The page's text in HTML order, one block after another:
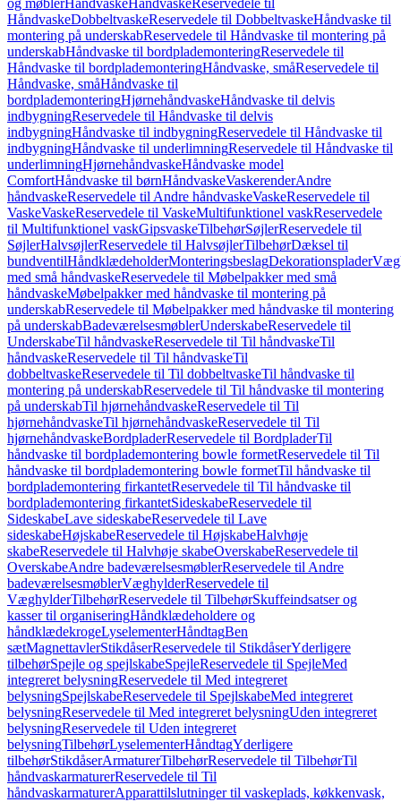
og møblerHåndvaskeHåndvaskeReservedele til
HåndvaskeDobbeltvaskeReservedele til DobbeltvaskeHåndvaske til
montering på underskabReservedele til Håndvaske til montering på
underskabHåndvaske til bordplademonteringReservedele til
Håndvaske til bordplademonteringHåndvaske, småReservedele til
Håndvaske, småHåndvaske til
bordplademonteringHjørnehåndvaskeHåndvaske til delvis
indbygningReservedele til Håndvaske til delvis
indbygningHåndvaske til indbygningReservedele til Håndvaske til
indbygningHåndvaske til underlimningReservedele til Håndvaske til
underlimningHjørnehåndvaskeHåndvaske model
ComfortHåndvaske til børnHåndvaskeVaskerenderAndre
håndvaskeReservedele til Andre håndvaskeVaskeReservedele til
VaskeVaskeReservedele til VaskeMultifunktionel vaskReservedele
til Multifunktionel vaskGipsvaskeTilbehørSøjlerReservedele til
SøjlerHalvsøjlerReservedele til HalvsøjlerTilbehørDæksel til
bundventilHåndklædeholderMonteringsbeslagDekorationsplader
med små håndvaskeReservedele til Møbelpakker med små
håndvaskeMøbelpakker med håndvaske til montering på
underskabReservedele til Møbelpakker med håndvaske til montering
på underskabBadeværelsesmøblerUnderskabeReservedele til
UnderskabeTil håndvaskeReservedele til Til håndvaskeTil
håndvaskeReservedele til Til håndvaskeTil
dobbeltvaskeReservedele til Til dobbeltvaskeTil håndvaske til
montering på underskabReservedele til Til håndvaske til montering
på underskabTil hjørnehåndvaskeReservedele til Til
hjørnehåndvaskeTil hjørnehåndvaskeReservedele til Til
hjørnehåndvaskeBordpladerReservedele til BordpladerTil
håndvaske til bordplademontering bowle formetReservedele til Til
håndvaske til bordplademontering bowle formetTil håndvaske til
bordplademontering firkantetReservedele til Til håndvaske til
bordplademontering firkantetSideskabeReservedele til
SideskabeLave sideskabeReservedele til Lave
sideskabeHøjskabeReservedele til HøjskabeHalvhøje
skabeReservedele til Halvhøje skabeOverskabeReservedele til
OverskabeAndre badeværelsesmøblerReservedele til Andre
badeværelsesmøblerVæghylderReservedele til
VæghylderTilbehørReservedele til TilbehørSkuffeindsatser og
kasser til organiseringHåndklædeholdere og
håndklædekrogeLyselementerHåndtagBen
sætMagnettavlerStikdåserReservedele til StikdåserYderligere
tilbehørSpejle og spejlskabeSpejleReservedele til SpejleMed
integreret belysningReservedele til Med integreret
belysningSpejlskabeReservedele til SpejlskabeMed integreret
belysningReservedele til Med integreret belysningUden integreret
belysningReservedele til Uden integreret
belysningTilbehørLyselementerHåndtagYderligere
tilbehørStikdåserArmaturerTilbehørReservedele til TilbehørTil
håndvaskarmaturerReservedele til Til
håndvaskarmaturerApparattilslutninger til vaskeplads, køkkenvask,